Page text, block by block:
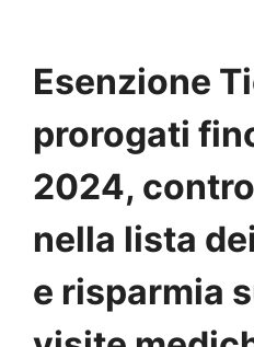
Esenzione
prorogati
2024,
nella lista
e risparmia